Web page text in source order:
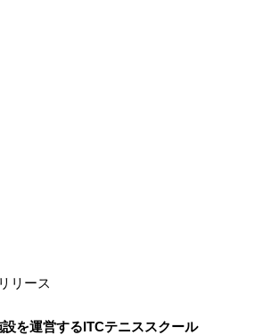
リース
を運営するITCテニススクール